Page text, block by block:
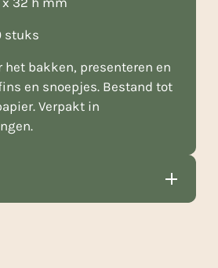
stuks
het bakken, presenteren en
en snoepjes. Bestand tot
Verpakt in